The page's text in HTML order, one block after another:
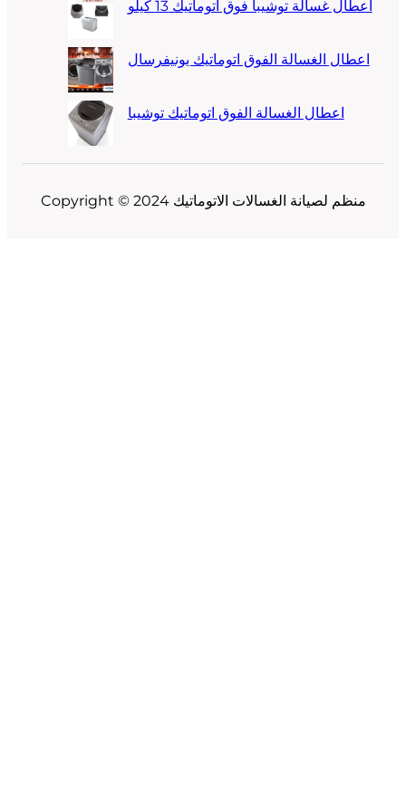
اعطال غسالة توشيبا فوق اتوماتيك 13 كيلو
اعطال الغسالة الفوق اتوماتيك يونيفرسال
اعطال الغسالة الفوق اتوماتيك توشيبا
Copyright © 2024 منظم لصيانة الغسالات الاتوماتيك